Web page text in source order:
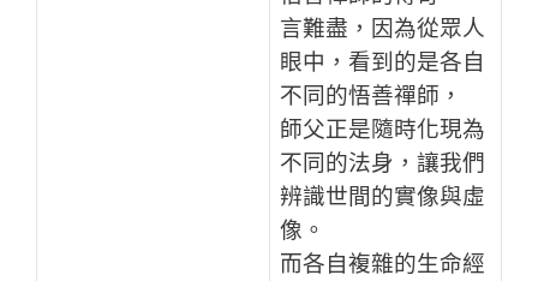
言難盡，因為從眾人
眼中，看到的是各自
不同的悟善禪師，
師父正是隨時化現為
不同的法身，讓我們
辨識世間的實像與虛
像。
而各自複雜的生命經